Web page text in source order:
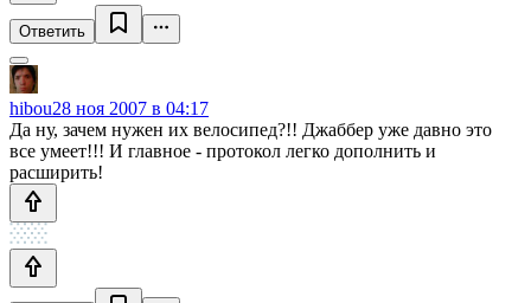
Ответить
hibou28 ноя 2007 в 04:17
Да ну, зачем нужен их велосипед?!! Джаббер уже давно это
все умеет!!! И главное - протокол легко дополнить и
расширить!